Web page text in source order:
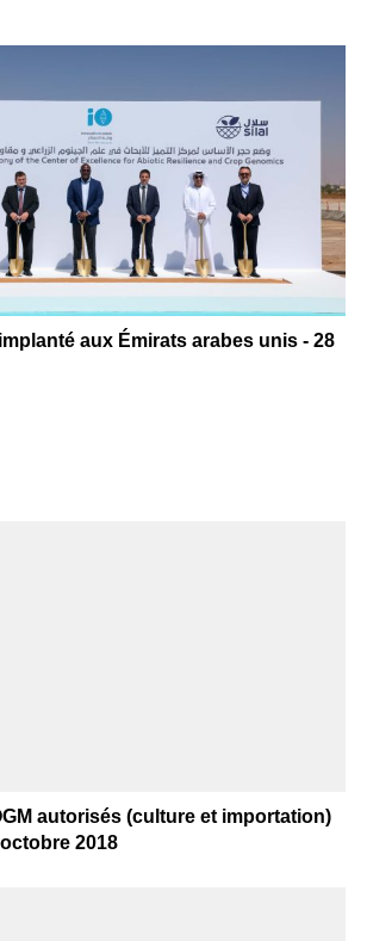
aux Émirats arabes unis - 28
autorisés (culture et importation)
2018